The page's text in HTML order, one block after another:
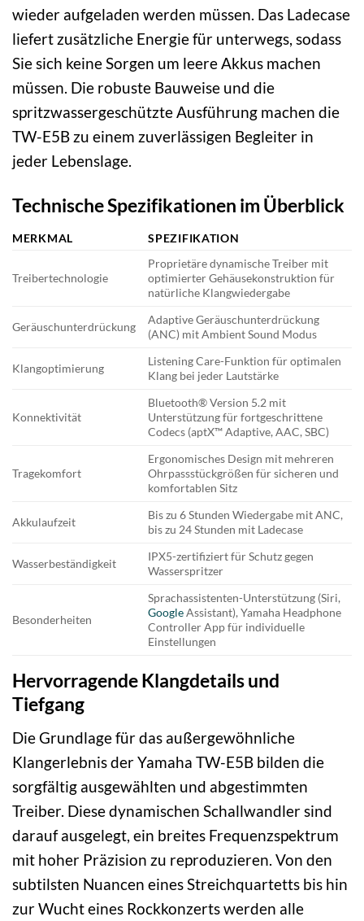
wieder aufgeladen werden müssen. Das Ladecase
liefert zusätzliche Energie für unterwegs, sodass
Sie sich keine Sorgen um leere Akkus machen
müssen. Die robuste Bauweise und die
spritzwassergeschützte Ausführung machen die
TW-E5B zu einem zuverlässigen Begleiter in
jeder Lebenslage.
Technische Spezifikationen im Überblick
MERKMAL SPEZIFIKATION
Treibertechnologie
Proprietäre dynamische Treiber mit
optimierter Gehäusekonstruktion für
natürliche Klangwiedergabe
Geräuschunterdrückung
Adaptive Geräuschunterdrückung
(ANC) mit Ambient Sound Modus
Klangoptimierung
Listening Care-Funktion für optimalen
Klang bei jeder Lautstärke
Konnektivität
Bluetooth® Version 5.2 mit
Unterstützung für fortgeschrittene
Codecs (aptX™ Adaptive, AAC, SBC)
Tragekomfort
Ergonomisches Design mit mehreren
Ohrpassstückgrößen für sicheren und
komfortablen Sitz
Akkulaufzeit
Bis zu 6 Stunden Wiedergabe mit ANC,
bis zu 24 Stunden mit Ladecase
Wasserbeständigkeit
IPX5-zertifiziert für Schutz gegen
Wasserspritzer
Besonderheiten
Sprachassistenten-Unterstützung (Siri,
GoogleAssistant), Yamaha Headphone
Controller App für individuelle
Einstellungen
Hervorragende Klangdetails und
Tiefgang
Die Grundlage für das außergewöhnliche
Klangerlebnis der Yamaha TW-E5B bilden die
sorgfältig ausgewählten und abgestimmten
Treiber. Diese dynamischen Schallwandler sind
darauf ausgelegt, ein breites Frequenzspektrum
mit hoher Präzision zu reproduzieren. Von den
subtilsten Nuancen eines Streichquartetts bis hin
zur Wucht eines Rockkonzerts werden alle